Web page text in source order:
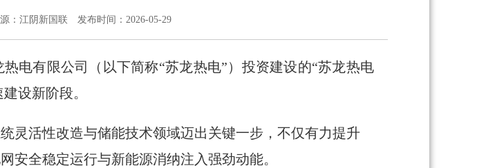
：江阴新国联 发布时间：2026-05-29
电有限公司 （以下简称“苏龙热电”） 投资建设的“苏龙热电
设新阶段。
灵活性改造与储能技术领域迈出关键一步，不仅有力提升
安全稳定运行与新能源消纳注入强劲动能。